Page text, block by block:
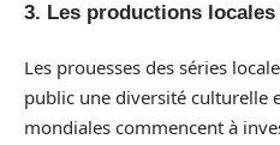
3. Les productions
Les prouesses des séries
public une diversité culturelle
mondiales commencent à